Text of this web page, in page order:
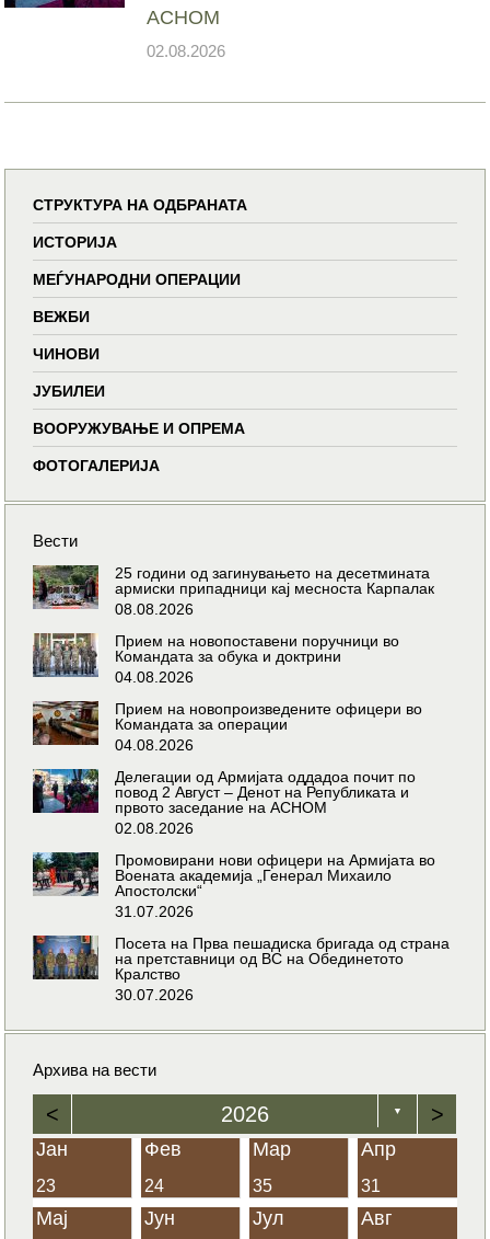
АСНОМ
02.08.2026
СТРУКТУРА НА ОДБРАНАТА
ИСТОРИЈА
МЕЃУНАРОДНИ ОПЕРАЦИИ
ВЕЖБИ
ЧИНОВИ
ЈУБИЛЕИ
ВООРУЖУВАЊЕ И ОПРЕМА
ФОТОГАЛЕРИЈА
Вести
25 години од загинувањето на десетмината
армиски припадници кај месноста Карпалак
08.08.2026
Прием на новопоставени поручници во
Командата за обука и доктрини
04.08.2026
Прием на новопроизведените офицери во
Командата за операции
04.08.2026
Делегации од Армијата оддадоа почит по
повод 2 Август – Денот на Републиката и
првото заседание на АСНОМ
02.08.2026
Промовирани нови офицери на Армијата во
Воената академија „Генерал Михаило
Апостолски“
31.07.2026
Посета на Прва пешадиска бригада од страна
на претставници од ВС на Обединетото
Кралство
30.07.2026
Архива на вести
< 2026 ▼ >
Јан
23
Фев
24
Мар
35
Апр
31
Мај Јун Јул Авг